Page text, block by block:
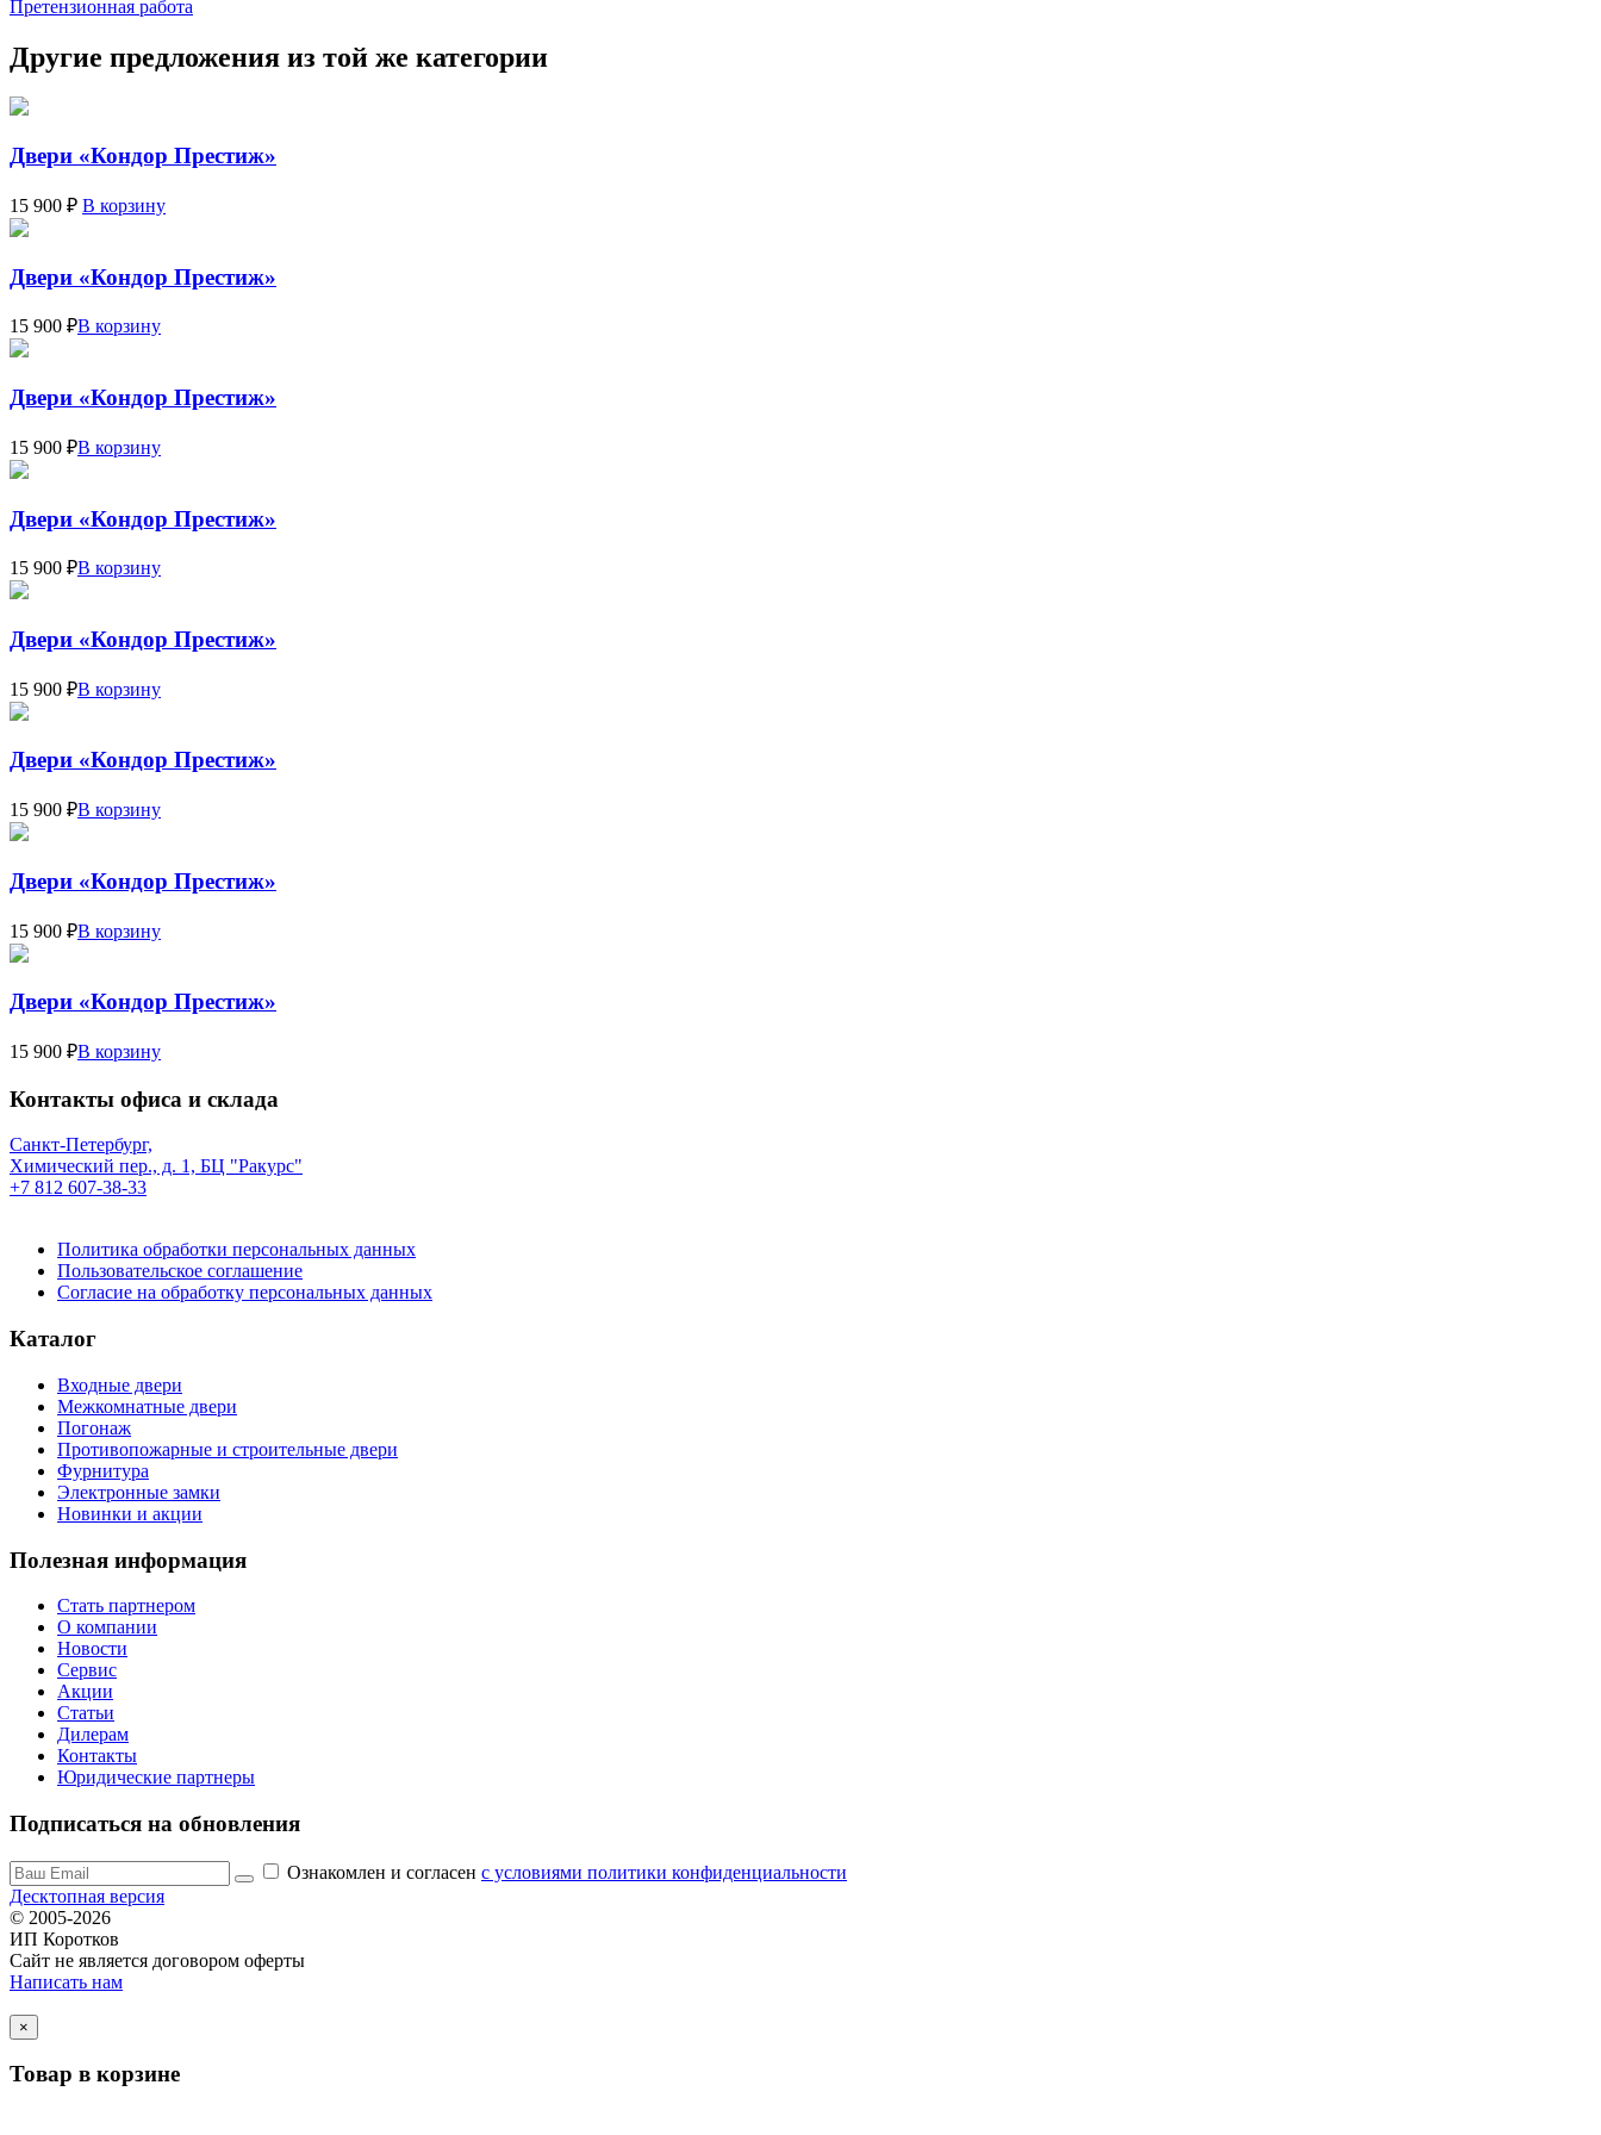
Претензионная работа
Другие предложения из той же категории
Двери «Кондор Престиж»
15 900 ₽ В корзину
Двери «Кондор Престиж»
15 900 ₽В корзину
Двери «Кондор Престиж»
15 900 ₽В корзину
Двери «Кондор Престиж»
15 900 ₽В корзину
Двери «Кондор Престиж»
15 900 ₽В корзину
Двери «Кондор Престиж»
15 900 ₽В корзину
Двери «Кондор Престиж»
15 900 ₽В корзину
Двери «Кондор Престиж»
15 900 ₽В корзину
Контакты офиса и склада
Санкт-Петербург,
Химический пер., д. 1, БЦ "Ракурс"
+7 812 607-38-33
Политика обработки персональных данных
Пользовательское соглашение
Согласие на обработку персональных данных
Каталог
Входные двери
Межкомнатные двери
Погонаж
Противопожарные и строительные двери
Фурнитура
Электронные замки
Новинки и акции
Полезная информация
Стать партнером
О компании
Новости
Сервис
Акции
Статьи
Дилерам
Контакты
Юридические партнеры
Подписаться на обновления
Ознакомлен и согласен c условиями политики конфиденциальности
Десктопная версия
© 2005-2026
ИП Коротков
Сайт не является договором оферты
Написать нам
×
Товар в корзине